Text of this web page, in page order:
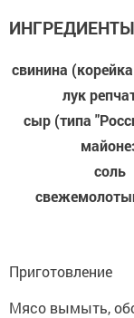
ИНГРЕДИЕНТЫ
свинина
лук
сыр (типа
соль
Приготовление
Мясо вымыть,